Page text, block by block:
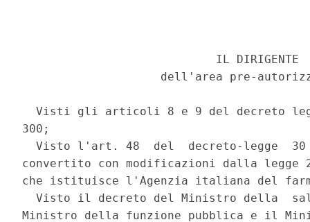
                            IL DIRIGENTE
dell'area pre-
Visti gli articoli 8 e 9 del decreto
300;
Visto l'art. 48  del  decreto-legge
convertito con modificazioni dalla legge
che istituisce l'Agenzia italiana del
Visto il decreto del Ministro della
Ministro della funzione pubblica e il